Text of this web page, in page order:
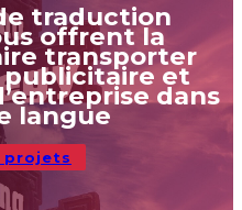
traduction
offrent la
transporter
publicitaire et
dans
langue
projets